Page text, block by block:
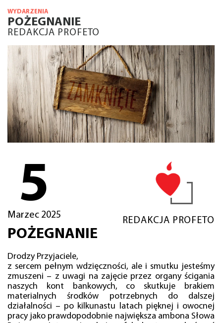
WYDARZENIA
POŻEGNANIE
REDAKCJA PROFETO
5
Marzec 2025
REDAKCJA PROFETO
POŻEGNANIE
Drodzy Przyjaciele,
z sercem pełnym wdzięczności, ale i smutku jesteśmy
zmuszeni – z uwagi na zajęcie przez organy ścigania
naszych kont bankowych, co skutkuje brakiem
materialnych środków potrzebnych do dalszej
działalności – po kilkunastu latach pięknej i owocnej
pracy jako prawdopodobnie największa ambona Słowa